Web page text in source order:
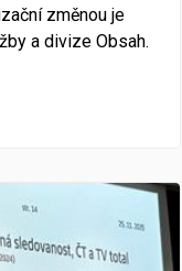
změnou je
a divize Obsah.